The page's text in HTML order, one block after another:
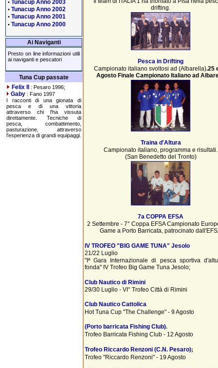
• Tunacup Anno 2003
• Tunacup Anno 2002
• Tunacup Anno 2001
• Tunacup Anno 2000
Ai Naviganti
Presto on line informazioni utili
ai naviganti e pescatori
Tuna Cup passate
Felix II
: Pesaro 1996;
Gaby : Fano 1997
I racconti di una gionata di
pesca e di una vittoria
attraverso chi l'ha vissuta
direttamente. Tecniche di
pesca, combattimento,
pasturazione, attraverso
l'esperienza di grandi equipaggi.
drifting.
Pesca in Drifting
Campionato italiano svoltosi ad (Albarella).25
Agosto Finale Campionato Italiano ad
Traina d'Altura
Campionato italiano, programma e risultati.
(San Benedetto del Tronto)
7a COPPA EFSA
2 Settembre - 7° Coppa EFSA Campionato
Game a Porto Barricata, patrocinato
IV TROFEO "BIG GAME TUNA" Jesolo
21/22 Luglio
"Iª Gara Internazionale di pesca sportiva
fonda" IV Trofeo Big Game Tuna Jesolo;
Club Nautico di Rimini
29/30 Luglio - VI° Trofeo Città di Rimini
Club Nautico Cattolica
Hot Tuna Cup "The Challenge" - 9 Agosto
(Porto barricata Fishing Club).
Trofeo Barricata Fishing Club - 12 Agosto
Trofeo Riccardo Renzoni (C.N. Pesaro);
Trofeo "Riccardo Renzoni" - 19 Agosto